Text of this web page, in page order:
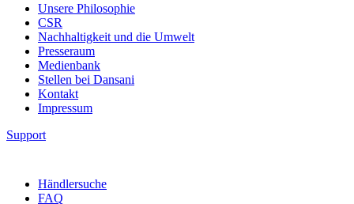
Unsere Philosophie
CSR
Nachhaltigkeit und die Umwelt
Presseraum
Medienbank
Stellen bei Dansani
Kontakt
Impressum
Support
Händlersuche
FAQ